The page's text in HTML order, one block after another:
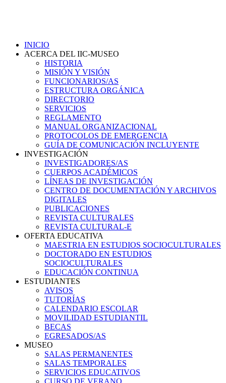
INICIO
ACERCA DEL IIC-MUSEO
HISTORIA
MISIÓN Y VISIÓN
FUNCIONARIOS/AS
ESTRUCTURA ORGÁNICA
DIRECTORIO
SERVICIOS
REGLAMENTO
MANUAL ORGANIZACIONAL
PROTOCOLOS DE EMERGENCIA
GUÍA DE COMUNICACIÓN INCLUYENTE
INVESTIGACIÓN
INVESTIGADORES/AS
CUERPOS ACADÉMICOS
LÍNEAS DE INVESTIGACIÓN
CENTRO DE DOCUMENTACIÓN Y ARCHIVOS
DIGITALES
PUBLICACIONES
REVISTA CULTURALES
REVISTA CULTURAL-E
OFERTA EDUCATIVA
MAESTRIA EN ESTUDIOS SOCIOCULTURALES
DOCTORADO EN ESTUDIOS
SOCIOCULTURALES
EDUCACIÓN CONTINUA
ESTUDIANTES
AVISOS
TUTORÍAS
CALENDARIO ESCOLAR
MOVILIDAD ESTUDIANTIL
BECAS
EGRESADOS/AS
MUSEO
SALAS PERMANENTES
SALAS TEMPORALES
SERVICIOS EDUCATIVOS
CURSO DE VERANO